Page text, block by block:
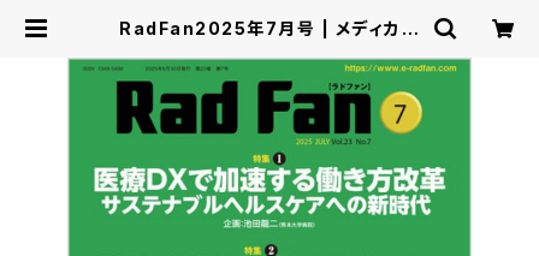
RadFan2025年7月号 | メディカル